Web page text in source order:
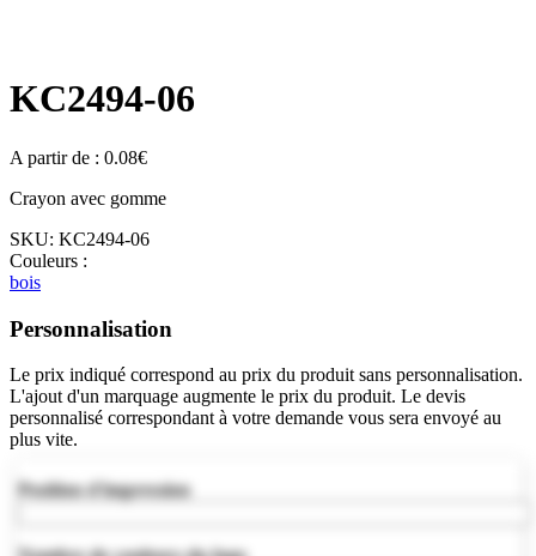
KC2494-06
A partir de : 0.08€
Crayon avec gomme
SKU: KC2494-06
Couleurs :
bois
Personnalisation
Le prix indiqué correspond au prix du produit sans personnalisation.
L'ajout d'un marquage augmente le prix du produit. Le devis
personnalisé correspondant à votre demande vous sera envoyé au
plus vite.
Position d'impression